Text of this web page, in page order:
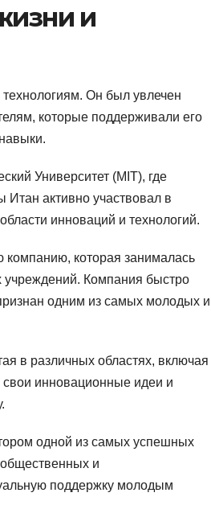
и
Он был увлечен
которые поддерживали его
Университет (MIT), где
активно участвовал в
инноваций и технологий.
которая занималась
учреждений. Компания быстро
одним из самых молодых и
в различных областях, включая
свои инновационные идеи и
одной из самых успешных
общественных и
поддержку молодым